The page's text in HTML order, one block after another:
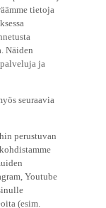
tietoja
Näiden
ja
seuraavia
perustuvan
Youtube
(esim.